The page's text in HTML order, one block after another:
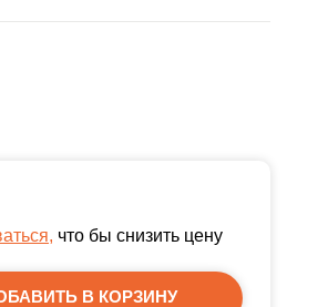
что бы снизить цену
В КОРЗИНУ